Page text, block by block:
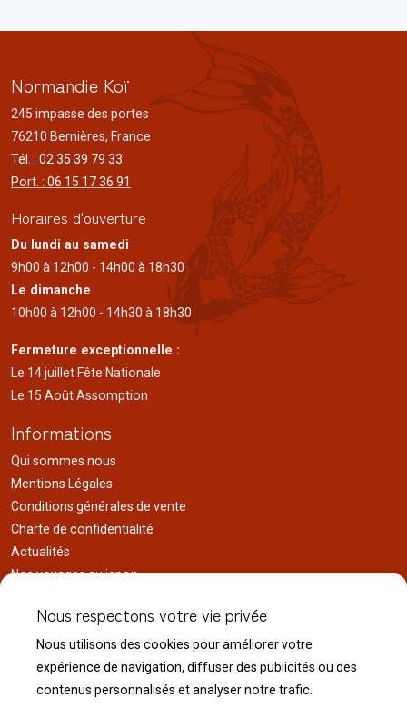
Normandie Koï
245 impasse des portes
76210 Bernières, France
Tél. : 02 35 39 79 33
Port. : 06 15 17 36 91
Horaires d'ouverture
Du lundi au samedi
9h00 à 12h00 - 14h00 à 18h30
Le dimanche
10h00 à 12h00 - 14h30 à 18h30
Fermeture exceptionnelle :
Le 14 juillet Fête Nationale
Le 15 Août Assomption
Informations
Qui sommes nous
Mentions Légales
Conditions générales de vente
Charte de confidentialité
Actualités
Nos voyages au japon
Liens utiles
Service client
Nous contacter
Nous respectons votre vie privée
Nous utilisons des cookies pour améliorer votre
expérience de navigation, diffuser des publicités ou des
contenus personnalisés et analyser notre trafic.